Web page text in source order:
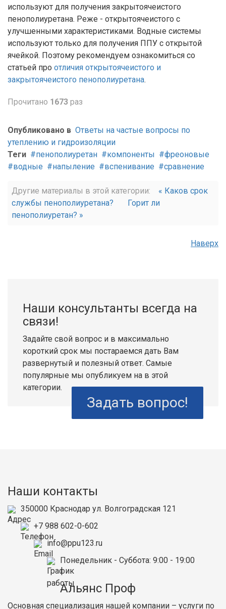
используют для получения закрытоячеистого
пенополиуретана. Реже - открытоячеистого с
улучшенными характеристиками. Водные системы
используют только для получения ППУ с открытой
ячейкой. Поэтому рекомендуем ознакомиться со
статьей про отличия открытоячеистого и
закрытоячеистого пенополиуретана.
Прочитано 1673 раз
Опубликовано в Ответы на частые вопросы по
утеплению и гидроизоляции
Теги
пенополиуретан компоненты
фреоновые
водные
напыление вспенивание сравнение
Другие материалы в этой категории:
« Каков срок
службы пенополиуретана?
Горит ли
пенополиуретан? »
Наверх
Наши консультанты всегда на
связи!
Задайте свой вопрос и в максимально
короткий срок мы постараемся дать Вам
развернутый и полезный ответ. Самые
популярные мы опубликуем на в этой
категории.
Задать вопрос!
Наши контакты
350000 Краснодар ул. Волгоградская 121
+7 988 602-0-602
info@ppu123.ru
Понедельник - Суббота: 9:00 - 19:00
Альянс Проф
Основная специализация нашей компании – услуги по